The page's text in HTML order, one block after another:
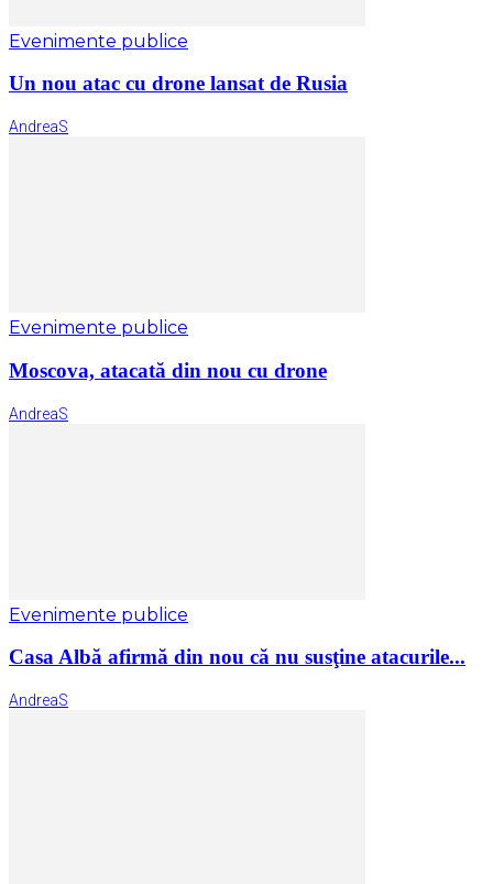
Evenimente publice
Un nou atac cu drone lansat de Rusia
AndreaS
Evenimente publice
Moscova, atacată din nou cu drone
AndreaS
Evenimente publice
Casa Albă afirmă din nou că nu susţine atacurile...
AndreaS